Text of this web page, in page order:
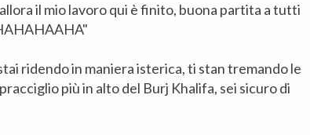
il mio lavoro qui è finito, buona partita a tutti
ridendo in maniera isterica, ti stan tremando le
più in alto del Burj Khalifa, sei sicuro di